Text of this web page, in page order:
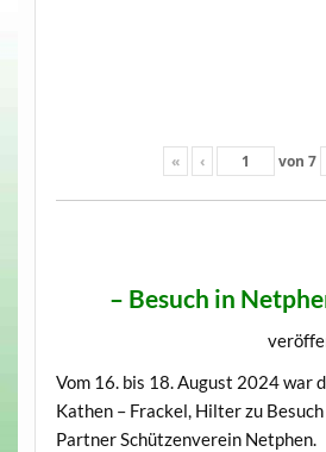
« ‹ von 7
– Besuch in
Vom 16. bis 18. August 2024 war
Kathen – Frackel, Hilter zu
Partner Schützenverein Netphen.